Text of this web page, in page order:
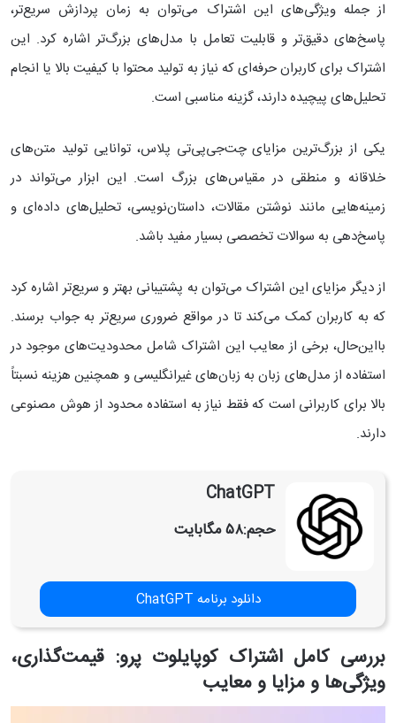
از جمله ویژگی‌های این اشتراک می‌توان به زمان پردازش سریع‌تر،
پاسخ‌های دقیق‌تر و قابلیت تعامل با مدل‌های بزرگ‌تر اشاره کرد. این
اشتراک برای کاربران حرفه‌ای که نیاز به تولید محتوا با کیفیت بالا یا انجام
تحلیل‌های پیچیده دارند، گزینه مناسبی است.
یکی از بزرگ‌ترین مزایای چت‌جی‌پی‌تی پلاس، توانایی تولید متن‌های
خلاقانه و منطقی در مقیاس‌های بزرگ است. این ابزار می‌تواند در
زمینه‌هایی مانند نوشتن مقالات، داستان‌نویسی، تحلیل‌های داده‌ای و
پاسخ‌دهی به سوالات تخصصی بسیار مفید باشد.
از دیگر مزایای این اشتراک می‌توان به پشتیبانی بهتر و سریع‌تر اشاره کرد
که به کاربران کمک می‌کند تا در مواقع ضروری سریع‌تر به جواب برسند.
بااین‌حال، برخی از معایب این اشتراک شامل محدودیت‌های موجود در
استفاده از مدل‌های زبان به زبان‌های غیرانگلیسی و همچنین هزینه نسبتاً
بالا برای کاربرانی است که فقط نیاز به استفاده محدود از هوش مصنوعی
دارند.
ChatGPT
حجم:۵۸ مگابایت
دانلود برنامه ChatGPT
بررسی کامل اشتراک کوپایلوت پرو: قیمت‌گذاری،
ویژگی‌ها و مزایا و معایب